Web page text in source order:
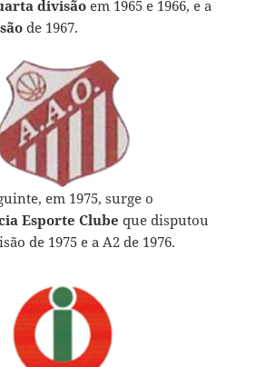
divisãoem 1965 e 1966, e a
de 1967.
em 1975, surge o
Esporte Clube que disputou
de 1975 e a A2 de 1976.